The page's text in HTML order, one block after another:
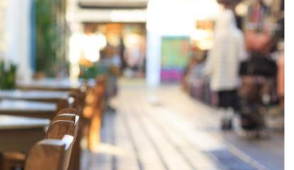
ManosBX
πριν από 2 έτη
Νικος
πριν από 2 έτη